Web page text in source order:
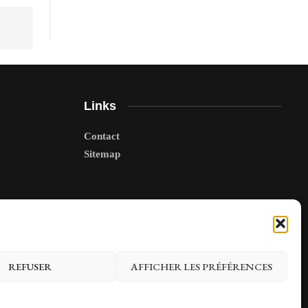
REFUSER AFFICHER LES PRÉFÉRENCES
Links
Contact
Sitemap